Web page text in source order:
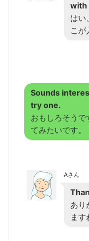
with
はい
こが
Sounds
try one.
おもしろそうで
てみたいです。
Aさん
あり
ます